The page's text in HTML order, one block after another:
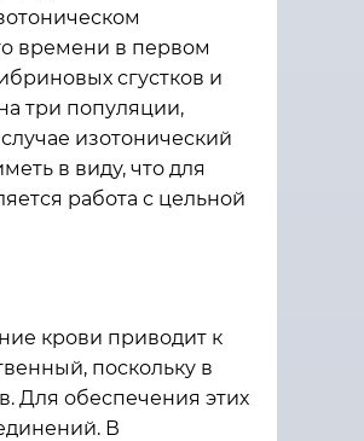
времени в первом
сгустков и
три популяции,
изотонический
в виду, что для
работа с цельной
крови приводит к
поскольку в
Для обеспечения этих
В